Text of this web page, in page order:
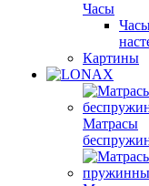
Часы
Картины
Матрасы